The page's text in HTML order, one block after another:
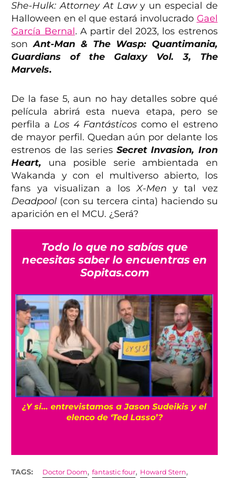
She-Hulk: Attorney At Lawy un especial de
Halloween en el que estará involucrado Gael
García Bernal. A partir del 2023, los estrenos
son Ant-Man & The Wasp: Quantimania,
Guardians of the Galaxy Vol. 3, The
Marvels.
De la fase 5, aun no hay detalles sobre qué
película abrirá esta nueva etapa, pero se
perfila a Los 4 Fantásticos como el estreno
de mayor perfil. Quedan aún por delante los
estrenos de las seriesSecret Invasion, Iron
Heart, una posible serie ambientada en
Wakanda y con el multiverso abierto, los
fans ya visualizan a losX-Men y tal vez
Deadpool (con su tercera cinta) haciendo su
aparición en el MCU. ¿Será?
Todo lo que no sabías que
necesitas saber lo encuentras en
Sopitas.com
¿Y si… entrevistamos a Jason Sudeikis y el
elenco de ‘Ted Lasso’?
TAGS: Doctor Doom,fantastic four, Howard Stern,